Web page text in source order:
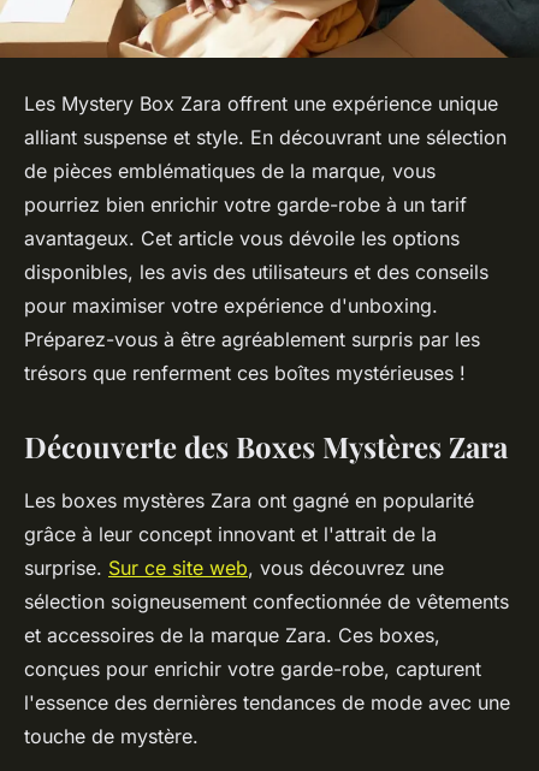
Les Mystery Box Zara offrent une expérience unique
alliant suspense et style. En découvrant une sélection
de pièces emblématiques de la marque, vous
pourriez bien enrichir votre garde-robe à un tarif
avantageux. Cet article vous dévoile les options
disponibles, les avis des utilisateurs et des conseils
pour maximiser votre expérience d'unboxing.
Préparez-vous à être agréablement surpris par les
trésors que renferment ces boîtes mystérieuses !
Découverte des Boxes Mystères Zara
Les boxes mystères Zara ont gagné en popularité
grâce à leur concept innovant et l'attrait de la
surprise. Sur ce site web, vous découvrez une
sélection soigneusement confectionnée de vêtements
et accessoires de la marque Zara. Ces boxes,
conçues pour enrichir votre garde-robe, capturent
l'essence des dernières tendances de mode avec une
touche de mystère.